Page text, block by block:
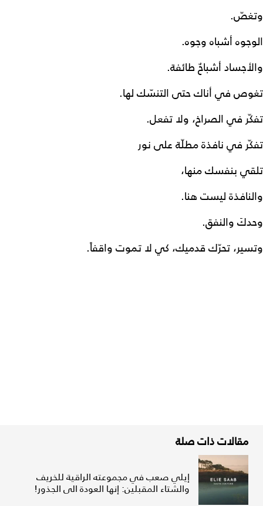
وتغصّ.
الوجوه أشباه وجوه.
والأجساد أشباحٌ طائفة.
تغوص في أناك حتى التنسّك لها.
تفكّر في الصراخ، ولا تفعل.
تفكّر في نافذة مطلّة على نور
تلقي بنفسك منها،
والنافذة ليست هنا.
وحدكَ والنفق.
وتسير، تحرّك قدميك، كي لا تموت واقفاً.
مقالات ذات صلة
إيلي صعب في مجموعته الراقية للخريف
والشتاء المقبلين: إنها العودة الى الجذور!